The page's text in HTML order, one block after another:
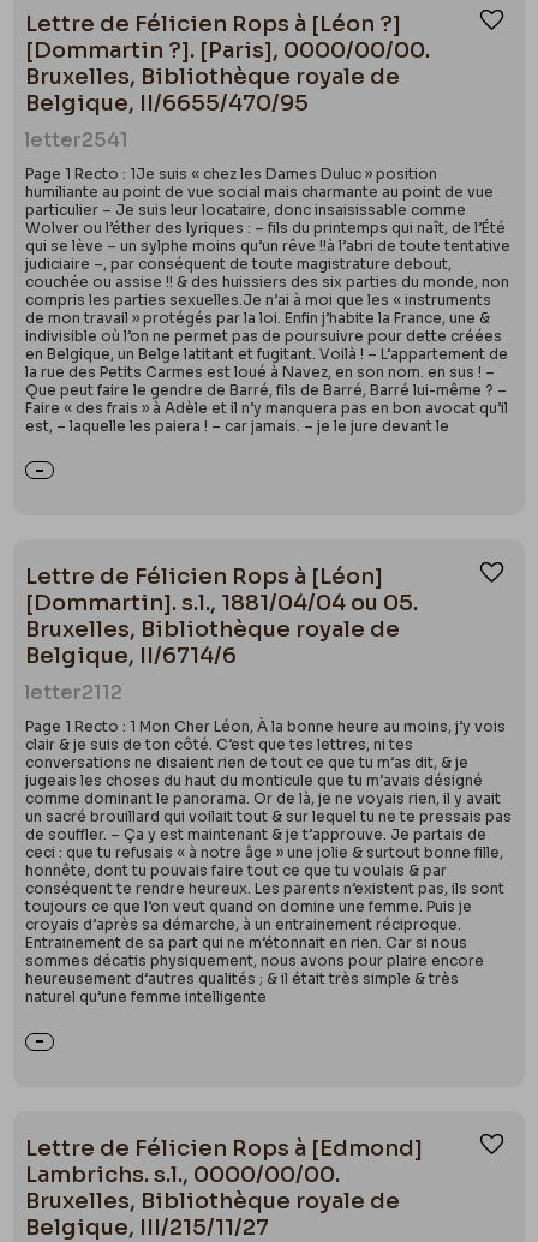
Lettre de Félicien Rops à [Léon ?]
[Dommartin ?]. [Paris], 0000/00/00.
Bruxelles, Bibliothèque royale de
Belgique, II/6655/470/95
letter2541
Page 1 Recto : 1Je suis « chez les Dames Duluc » position
humiliante au point de vue social mais charmante au point de vue
particulier – Je suis leur locataire, donc insaisissable comme
Wolver ou l’éther des lyriques : – fils du printemps qui naît, de l’Été
qui se lève – un sylphe moins qu’un rêve !!à l’abri de toute tentative
judiciaire –, par conséquent de toute magistrature debout,
couchée ou assise !! & des huissiers des six parties du monde, non
compris les parties sexuelles.Je n’ai à moi que les « instruments
de mon travail » protégés par la loi. Enfin j’habite la France, une &
indivisible où l’on ne permet pas de poursuivre pour dette créées
en Belgique, un Belge latitant et fugitant. Voilà ! – L’appartement de
la rue des Petits Carmes est loué à Navez, en son nom. en sus ! –
Que peut faire le gendre de Barré, fils de Barré, Barré lui-même ? –
Faire « des frais » à Adèle et il n’y manquera pas en bon avocat qu’il
est, – laquelle les paiera ! – car jamais. – je le jure devant le
Lettre de Félicien Rops à [Léon]
[Dommartin]. s.l., 1881/04/04 ou 05.
Bruxelles, Bibliothèque royale de
Belgique, II/6714/6
letter2112
Page 1 Recto : 1 Mon Cher Léon, À la bonne heure au moins, j’y vois
clair & je suis de ton côté. C’est que tes lettres, ni tes
conversations ne disaient rien de tout ce que tu m’as dit, & je
jugeais les choses du haut du monticule que tu m’avais désigné
comme dominant le panorama. Or de là, je ne voyais rien, il y avait
un sacré brouillard qui voilait tout & sur lequel tu ne te pressais pas
de souffler. – Ça y est maintenant & je t’approuve. Je partais de
ceci : que tu refusais « à notre âge » une jolie & surtout bonne fille,
honnête, dont tu pouvais faire tout ce que tu voulais & par
conséquent te rendre heureux. Les parents n’existent pas, ils sont
toujours ce que l’on veut quand on domine une femme. Puis je
croyais d’après sa démarche, à un entrainement réciproque.
Entrainement de sa part qui ne m’étonnait en rien. Car si nous
sommes décatis physiquement, nous avons pour plaire encore
heureusement d’autres qualités ; & il était très simple & très
naturel qu’une femme intelligente
Lettre de Félicien Rops à [Edmond]
Lambrichs. s.l., 0000/00/00.
Bruxelles, Bibliothèque royale de
Belgique, III/215/11/27